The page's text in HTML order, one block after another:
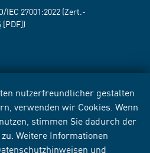
nutzerfreundlicher gestalten
verwenden wir Cookies. Wenn
stimmen Sie dadurch der
Weitere Informationen
und
IEC 27001:2022 (Zert.-
[PDF])